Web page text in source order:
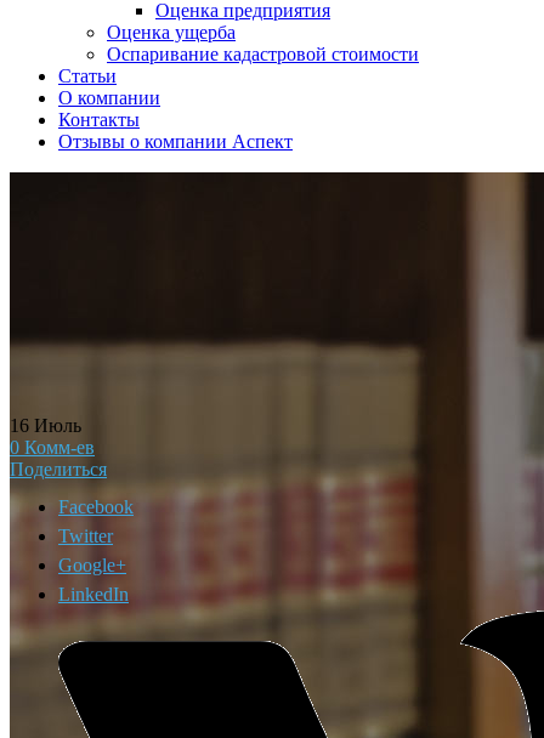
Оценка предприятия
Оценка ущерба
Оспаривание кадастровой стоимости
Статьи
О компании
Контакты
Отзывы о компании Аспект
16 Июль
0 Комм-ев
Поделиться
Facebook
Twitter
Google+
LinkedIn